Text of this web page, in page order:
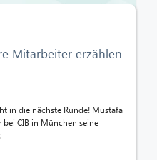
Mitarbeiter erzählen
in die nächste Runde! Mustafa
CIB in München seine